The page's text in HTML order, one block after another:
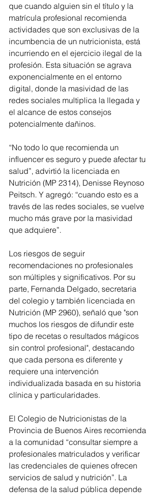
que cuando alguien sin el título y la
matrícula profesional recomienda
actividades que son exclusivas de la
incumbencia de un nutricionista, está
incurriendo en el ejercicio ilegal de la
profesión. Esta situación se agrava
exponencialmente en el entorno
digital, donde la masividad de las
redes sociales multiplica la llegada y
el alcance de estos consejos
potencialmente dañinos.
“No todo lo que recomienda un
influencer es seguro y puede afectar tu
salud”, advirtió la licenciada en
Nutrición (MP 2314), Denisse Reynoso
Peitsch. Y agregó: “cuando esto es a
través de las redes sociales, se vuelve
mucho más grave por la masividad
que adquiere”.
Los riesgos de seguir
recomendaciones no profesionales
son múltiples y significativos. Por su
parte, Fernanda Delgado, secretaria
del colegio y también licenciada en
Nutrición (MP 2960), señaló que "son
muchos los riesgos de difundir este
tipo de recetas o resultados mágicos
sin control profesional", destacando
que cada persona es diferente y
requiere una intervención
individualizada basada en su historia
clínica y particularidades.
El Colegio de Nutricionistas de la
Provincia de Buenos Aires recomienda
a la comunidad “consultar siempre a
profesionales matriculados y verificar
las credenciales de quienes ofrecen
servicios de salud y nutrición”. La
defensa de la salud pública depende